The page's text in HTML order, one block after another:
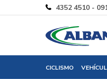
CICLISMO
4352 4510 -